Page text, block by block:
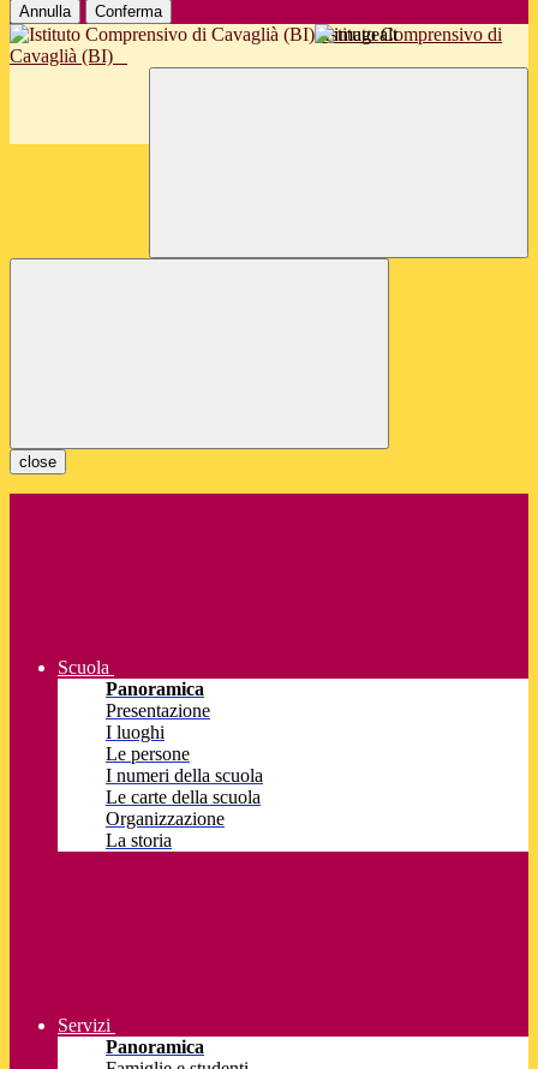
Annulla Conferma
Istituto Comprensivo di
Cavaglià (BI)
close
Scuola
Panoramica
Presentazione
I luoghi
Le persone
I numeri della scuola
Le carte della scuola
Organizzazione
La storia
Servizi
Panoramica